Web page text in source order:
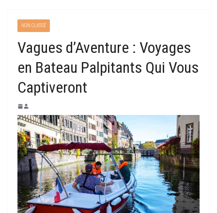
NON CLASSÉ
Vagues d’Aventure : Voyages
en Bateau Palpitants Qui Vous
Captiveront